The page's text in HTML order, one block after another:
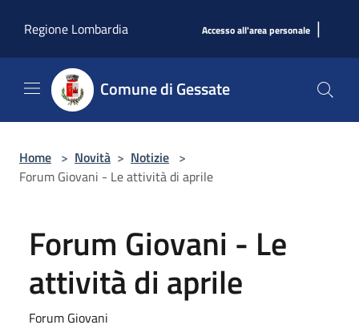
Regione Lombardia
Accesso all'area personale |
Comune di Gessate
Home > Novità > Notizie >
Forum Giovani - Le attività di aprile
Forum Giovani - Le
attività di aprile
Forum Giovani